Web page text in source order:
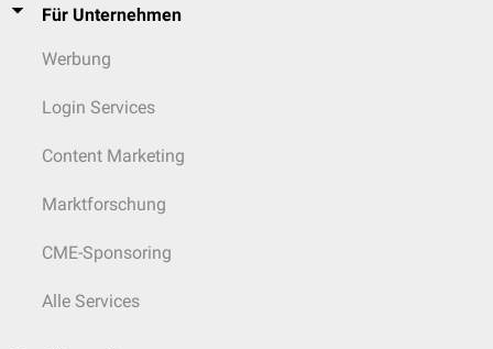
Für Unternehmen
Werbung
Login Services
Content Marketing
Marktforschung
CME-Sponsoring
Alle Services